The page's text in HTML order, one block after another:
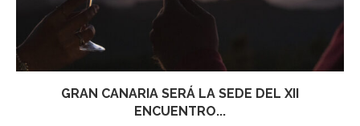
GRAN CANARIA SERÁ LA SEDE DEL XII
ENCUENTRO...